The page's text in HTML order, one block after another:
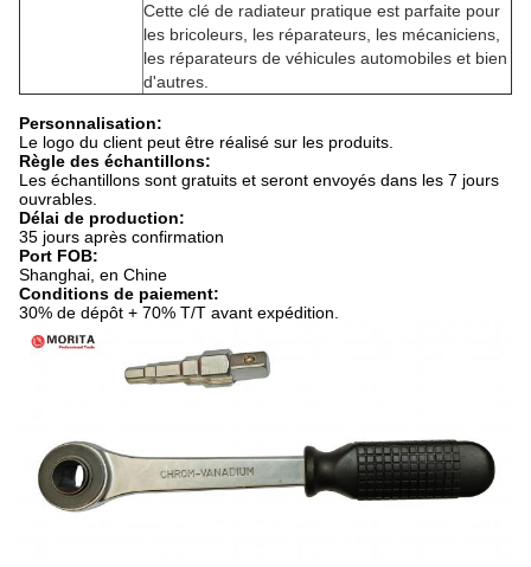
Cette clé de radiateur pratique est parfaite pour
les bricoleurs, les réparateurs, les mécaniciens,
les réparateurs de véhicules automobiles et bien
d'autres.
Personnalisation:
Le logo du client peut être réalisé sur les produits.
Règle des échantillons:
Les échantillons sont gratuits et seront envoyés dans les 7 jours
ouvrables.
Délai de production:
35 jours après confirmation
Port FOB:
Shanghai, en Chine
Conditions de paiement:
30% de dépôt + 70% T/T avant expédition.